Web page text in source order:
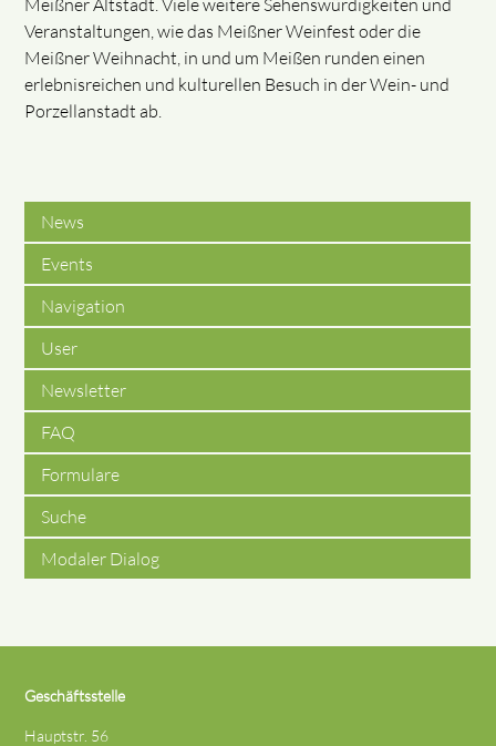
Meißner Altstadt. Viele weitere Sehenswürdigkeiten und
Veranstaltungen, wie das Meißner Weinfest oder die
Meißner Weihnacht, in und um Meißen runden einen
erlebnisreichen und kulturellen Besuch in der Wein- und
Porzellanstadt ab.
News
Events
Navigation
User
Newsletter
FAQ
Formulare
Suche
Modaler Dialog
Geschäftsstelle
Hauptstr. 56